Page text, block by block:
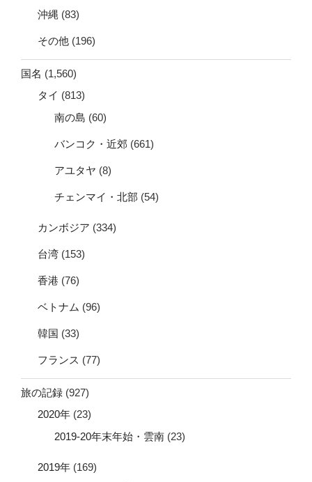
沖縄 (83)
その他 (196)
国名 (1,560)
タイ (813)
南の島 (60)
バンコク・近郊 (661)
アユタヤ (8)
チェンマイ・北部 (54)
カンボジア (334)
台湾 (153)
香港 (76)
ベトナム (96)
韓国 (33)
フランス (77)
旅の記録 (927)
2020年 (23)
2019-20年末年始・雲南 (23)
2019年 (169)